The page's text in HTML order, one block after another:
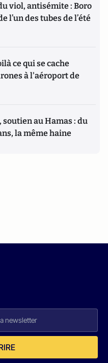
viol, antisémite : Boro
l’un des tubes de l’été
ce qui se cache
à l'aéroport de
soutien au Hamas : du
la même haine